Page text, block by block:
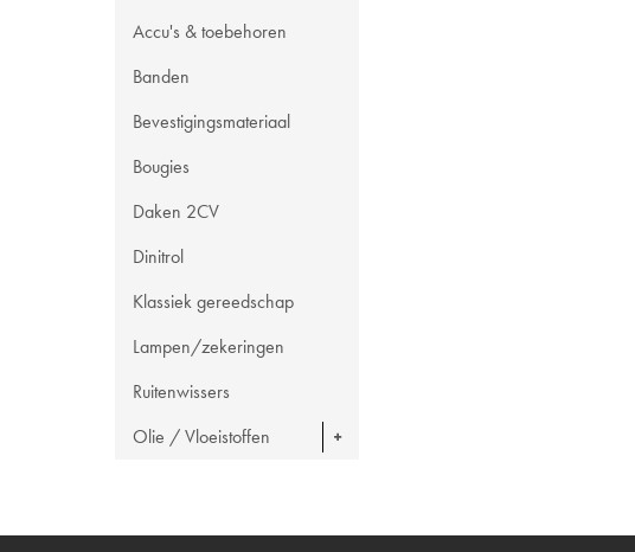
Accu's & toebehoren
Banden
Bevestigingsmateriaal
Bougies
Daken 2CV
Dinitrol
Klassiek gereedschap
Lampen/zekeringen
Ruitenwissers
Olie / Vloeistoffen